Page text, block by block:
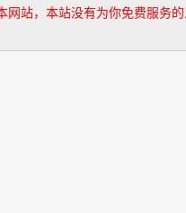
站，本站没有为你免费服务的